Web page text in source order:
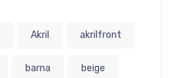
Akril akrilfront
barna beige